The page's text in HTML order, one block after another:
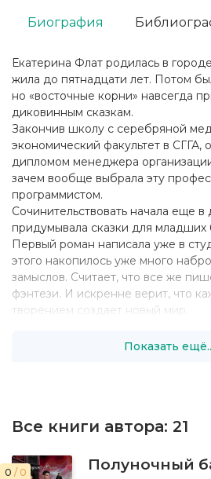
Екатерина Флат родилась в
жила до пятнадцати лет. Потом
но «восточные корни» навсегда
диковинным сказкам.
Закончив школу с серебряной
экономический факультет в СГГА,
дипломом менеджера
зачем вообще выбрала эту
программистом.
Сочинительствовать начала еще в
придумывала сказки для младших
Первый роман написала уже в
этого накопилось уже много
замыслов. Считает, что все же
фэнтези. И искренне верит, что
творением создает новый мир.
Показать
Биография
Все книги автора: 21
0 / 0 Полуночный